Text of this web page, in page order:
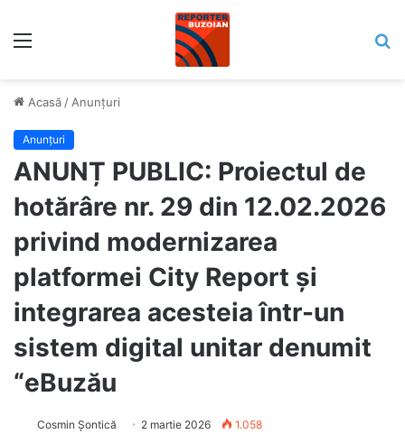
Acasă / Anunțuri
Anunțuri
ANUNȚ PUBLIC: Proiectul de
hotărâre nr. 29 din 12.02.2026
privind modernizarea
platformei City Report și
integrarea acesteia într-un
sistem digital unitar denumit
“eBuzău
Cosmin Șontică 2 martie 2026 1.058